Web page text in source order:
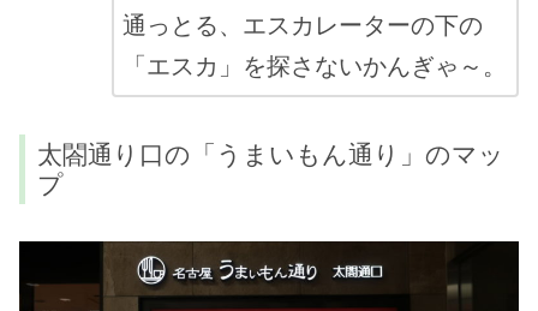
通っとる、エスカレーターの下の
「エスカ」を探さないかんぎゃ～。
太閤通り口の「うまいもん通り」のマッ
プ